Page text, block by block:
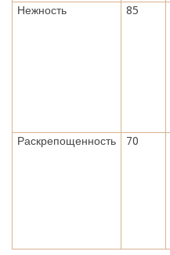
Нежность
85
Раскрепощенность
70